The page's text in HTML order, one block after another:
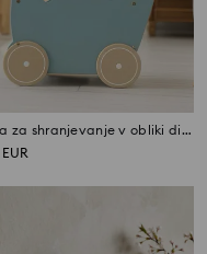
Škatla za shranjevanje v obliki dinozavra
EUR